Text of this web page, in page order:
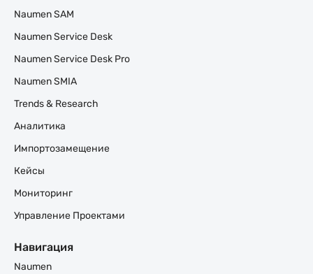
Naumen SAM
Naumen Service Desk
Naumen Service Desk Pro
Naumen SMIA
Trends & Research
Аналитика
Импортозамещение
Кейсы
Мониторинг
Управление Проектами
Навигация
Naumen